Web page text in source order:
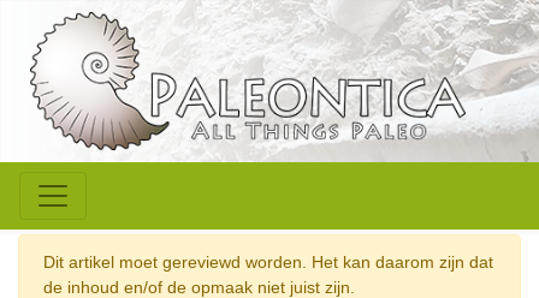
Dit artikel moet gereviewd worden. Het kan daarom zijn dat
de inhoud en/of de opmaak niet juist zijn.